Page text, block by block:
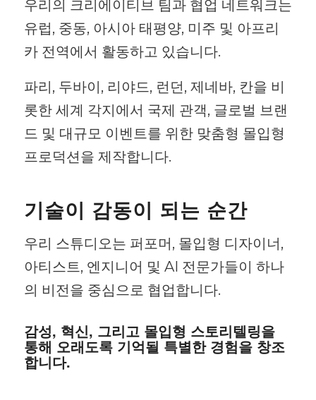
우리의 크리에이티브 팀과 협업 네트워크는
유럽, 중동, 아시아 태평양, 미주 및 아프리
카 전역에서 활동하고 있습니다.
파리, 두바이, 리야드, 런던, 제네바, 칸을 비
롯한 세계 각지에서 국제 관객, 글로벌 브랜
드 및 대규모 이벤트를 위한 맞춤형 몰입형
프로덕션을 제작합니다.
기술이 감동이 되는 순간
우리 스튜디오는 퍼포머, 몰입형 디자이너,
아티스트, 엔지니어 및 AI 전문가들이 하나
의 비전을 중심으로 협업합니다.
감성, 혁신, 그리고 몰입형 스토리텔링을
통해 오래도록 기억될 특별한 경험을 창조
합니다.